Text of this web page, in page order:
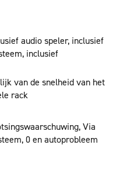
audio speler, inclusief
inclusief
van de snelheid van het
rack
Via
0 en autoprobleem